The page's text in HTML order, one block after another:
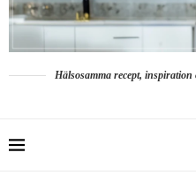
Hälsosamma recept,